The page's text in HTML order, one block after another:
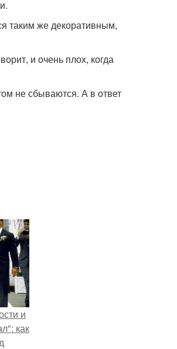
таким же декоративным,
и очень плох, когда
не сбываются. А в ответ
и
как